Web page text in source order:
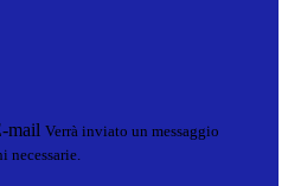
mail Verrà inviato un messaggio
necessarie.